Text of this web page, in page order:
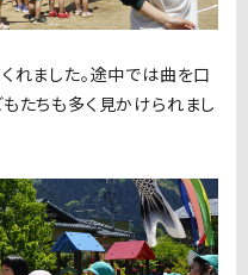
れました。途中では曲を口
たちも多く見かけられまし